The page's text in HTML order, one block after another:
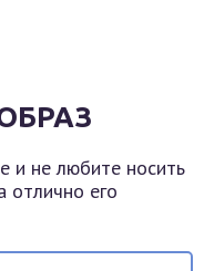
и не любите носить
отлично его